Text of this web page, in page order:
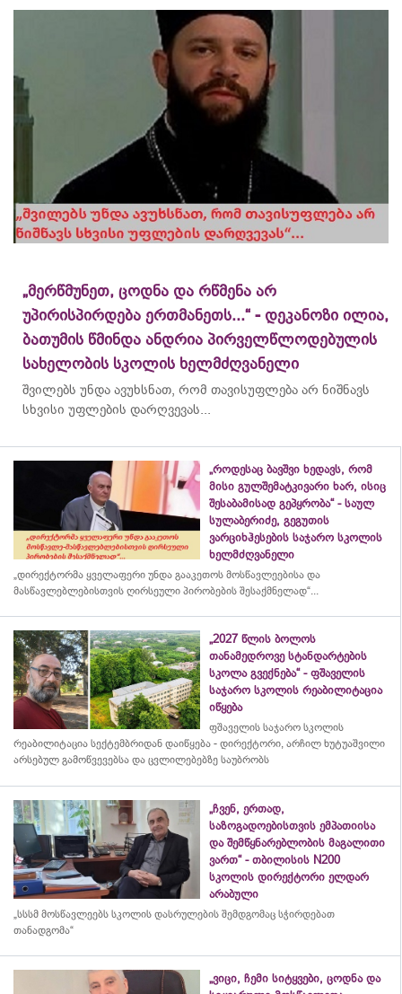
„მერწმუნეთ, ცოდნა და რწმენა არ
უპირისპირდება ერთმანეთს...“ - დეკანოზი ილია,
ბათუმის წმინდა ანდრია პირველწლოდებულის
სახელობის სკოლის ხელმძღვანელი
შვილებს უნდა ავუხსნათ, რომ თავისუფლება არ ნიშნავს
სხვისი უფლების დარღვევას...
„როდესაც ბავშვი ხედავს, რომ
მისი გულშემატკივარი ხარ, ისიც
შესაბამისად გეპყრობა“ - საულ
სულაბერიძე, გეგუთის
ვარციხჰესების საჯარო სკოლის
ხელმძღვანელი
„დირექტორმა ყველაფერი უნდა გააკეთოს მოსწავლეებისა და
მასწავლებლებისთვის ღირსეული პირობების შესაქმნელად“...
„2027 წლის ბოლოს
თანამედროვე სტანდარტების
სკოლა გვექნება“ - ფშაველის
საჯარო სკოლის რეაბილიტაცია
იწყება
ფშაველის საჯარო სკოლის
რეაბილიტაცია სექტემბრიდან დაიწყება - დირექტორი, არჩილ ხუტუაშვილი
არსებულ გამოწვევებსა და ცვლილებებზე საუბრობს
„ჩვენ, ერთად,
საზოგადოებისთვის ემპათიისა
და შემწყნარებლობის მაგალითი
ვართ“ - თბილისის N200
სკოლის დირექტორი ელდარ
არაბული
„სსსმ მოსწავლეებს სკოლის დასრულების შემდგომაც სჭირდებათ
თანადგომა“
„ვიცი, ჩემი სიტყვები, ცოდნა და